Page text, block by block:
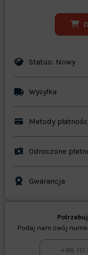
Status: Nowy
Wysyłka
Metody
Odroczone
Gwarancja
Podaj nam swój